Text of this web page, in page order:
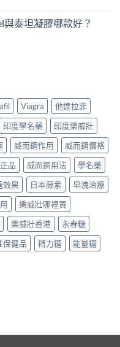
泰坦凝膠哪款好？
Viagra
他達拉非
印度學名藥
印度樂威壯
威而鋼作用
威而鋼價格
品 威而鋼用法
學名藥
效果 日本藤素
早洩治療
樂威壯哪裡買
樂威壯香港
永春糖
保健品 精力糖
能量糖